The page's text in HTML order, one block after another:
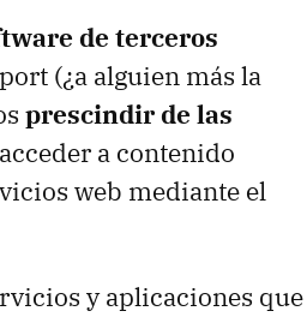
de terceros
(¿a alguien más la
prescindir de las
a contenido
web mediante el
y aplicaciones que